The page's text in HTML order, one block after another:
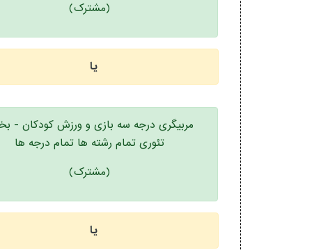
(مشترک)
یا
مربیگری درجه سه بازی و ورزش کودکان -
تئوری تمام رشته ها تمام درجه ها
(مشترک)
یا